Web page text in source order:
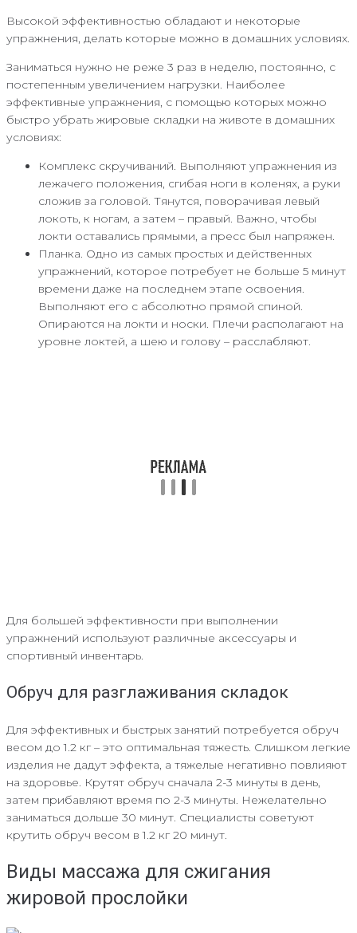
Высокой эффективностью обладают и некоторые
упражнения, делать которые можно в домашних условиях.
Заниматься нужно не реже 3 раз в неделю, постоянно, с
постепенным увеличением нагрузки. Наиболее
эффективные упражнения, с помощью которых можно
быстро убрать жировые складки на животе в домашних
условиях:
Комплекс скручиваний. Выполняют упражнения из
лежачего положения, сгибая ноги в коленях, а руки
сложив за головой. Тянутся, поворачивая левый
локоть, к ногам, а затем – правый. Важно, чтобы
локти оставались прямыми, а пресс был напряжен.
Планка. Одно из самых простых и действенных
упражнений, которое потребует не больше 5 минут
времени даже на последнем этапе освоения.
Выполняют его с абсолютно прямой спиной.
Опираются на локти и носки. Плечи располагают на
уровне локтей, а шею и голову – расслабляют.
Для большей эффективности при выполнении
упражнений используют различные аксессуары и
спортивный инвентарь.
Обруч для разглаживания складок
Для эффективных и быстрых занятий потребуется обруч
весом до 1.2 кг – это оптимальная тяжесть. Слишком легкие
изделия не дадут эффекта, а тяжелые негативно повлияют
на здоровье. Крутят обруч сначала 2-3 минуты в день,
затем прибавляют время по 2-3 минуты. Нежелательно
заниматься дольше 30 минут. Специалисты советуют
крутить обруч весом в 1.2 кг 20 минут.
Виды массажа для сжигания
жировой прослойки